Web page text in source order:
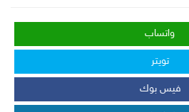
واتساب
تويتر
فيس بوك